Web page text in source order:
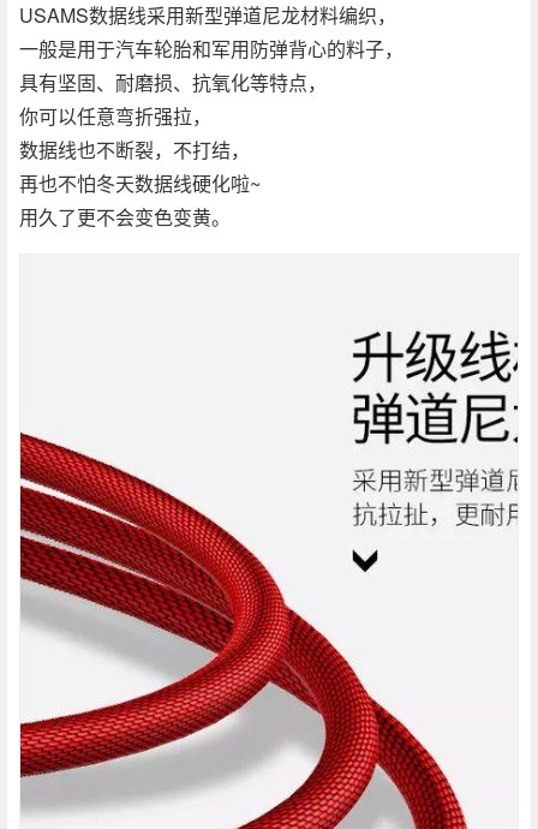
USAMS数据线采用新型弹道尼龙材料编织，
一般是用于汽车轮胎和军用防弹背心的料子，
具有坚固、耐磨损、抗氧化等特点，
你可以任意弯折强拉，
数据线也不断裂，不打结，
再也不怕冬天数据线硬化啦~
用久了更不会变色变黄。